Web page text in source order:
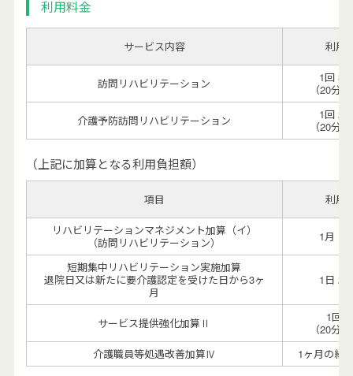
利用料金
サービス内容 利用
訪問リハビリテーション
1回
（20分
介護予防訪問リハビリテーション
1回
（20分
（上記に加算となる利用負担額）
項目 利用
リハビリテーションマネジメント加算（イ）
（訪問リハビリテーション）
1月
短期集中リハビリテーション実施加算
退院日又は新たに要介護認定を受けた日から3ヶ
月
1日
サービス提供強化加算Ⅱ
1回
（20分
介護職員等処遇改善加算Ⅳ
1ヶ月の総